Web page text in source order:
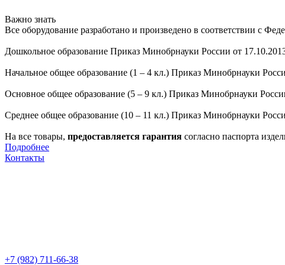
Важно знать
Все оборудование разработано и произведено в соответствии с
Дошкольное образование Приказ Минобрнауки России от
Начальное общее образование (1 – 4 кл.) Приказ Минобрнауки
Основное общее образование (5 – 9 кл.) Приказ Минобрнауки
Среднее общее образование (10 – 11 кл.) Приказ Минобрнауки
На все товары, предоставляется гарантия согласно паспорта
Подробнее
Контакты
+7 (982) 711-66-38